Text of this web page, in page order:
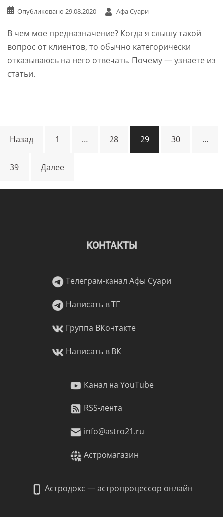
Опубликовано 29.08.2020 Афа Суари
В чем мое предназначение? Когда я слышу такой
вопрос от клиентов, то обычно категорически
отказываюсь на него отвечать. Почему — узнаете из
статьи.
Навигация
записям
Назад 1 … 28 29 30 …
39 Далее
КОНТАКТЫ
Телеграм-канал Афы Суари
Написать в ТГ
Группа ВКонтакте
Написать в ВК
Канал на YouTube
RSS-лента
info@astro21.ru
Астромагазин
Астродокс — астропроцессор онлайн